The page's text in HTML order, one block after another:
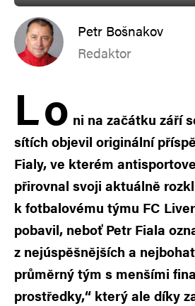
Petr Bošnakov
Redaktor
Lo ni na začátku září
sítích objevil originální
Fialy, ve kterém
přirovnal svoji aktuálně
k fotbalovému týmu FC
pobavil, neboť Petr Fiala
z nejúspěšnějších a
průměrný tým s menšími
prostředky,“ který ale díky